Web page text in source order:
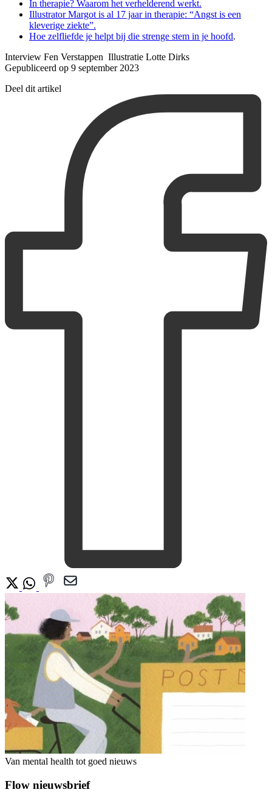
In therapie? Waarom het verhelderend werkt.
Illustrator Margot is al 17 jaar in therapie: “Angst is een
kleverige ziekte”.
Hoe zelfliefde je helpt bij die strenge stem in je hoofd.
Interview Fen Verstappen Illustratie Lotte Dirks
Gepubliceerd op 9 september 2023
Deel dit artikel
Van mental health tot goed nieuws
Flow nieuwsbrief